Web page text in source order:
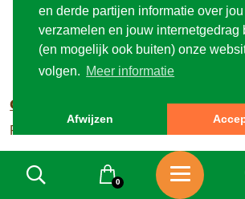
en derde partijen informatie over jou
verzamelen en jouw internetgedrag
(en mogelijk ook buiten) onze
volgen. Meer informatie
Afwijzen
Cookie Source
PHPSESSID
website
0